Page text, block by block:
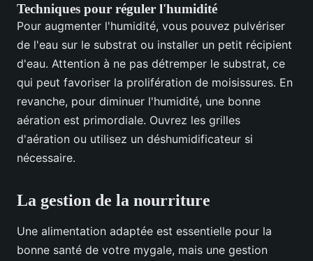
Techniques pour réguler l'humidité
Pour augmenter l'humidité, vous pouvez pulvériser
de l'eau sur le substrat ou installer un petit récipient
d'eau. Attention à ne pas détremper le substrat, ce
qui peut favoriser la prolifération de moisissures. En
revanche, pour diminuer l'humidité, une bonne
aération est primordiale. Ouvrez les grilles
d'aération ou utilisez un déshumidificateur si
nécessaire.
La gestion de la nourriture
Une alimentation adaptée est essentielle pour la
bonne santé de votre mygale, mais une gestion